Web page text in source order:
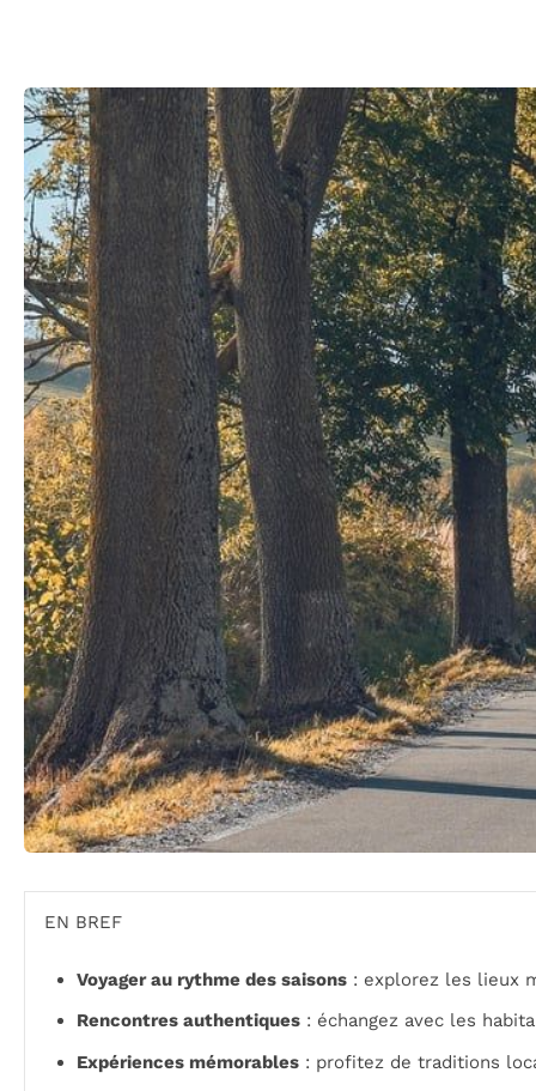
EN BREF
Voyager au rythme des saisons : explorez les lieux
Rencontres authentiques : échangez avec les
Expériences mémorables : profitez de traditions